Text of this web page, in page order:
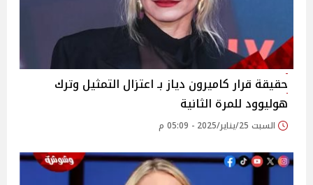
حقيقة قرار كاميرون دياز بـ اعتزال التمثيل وترك
هوليوود للمرة الثانية
السبت 25/يناير/2025 - 05:09 م